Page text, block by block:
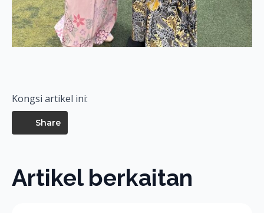
Kongsi artikel ini:
Share
Artikel berkaitan